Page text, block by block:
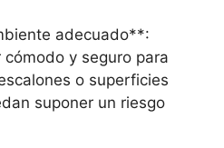
adecuado**:
y seguro para
o superficies
suponer un riesgo